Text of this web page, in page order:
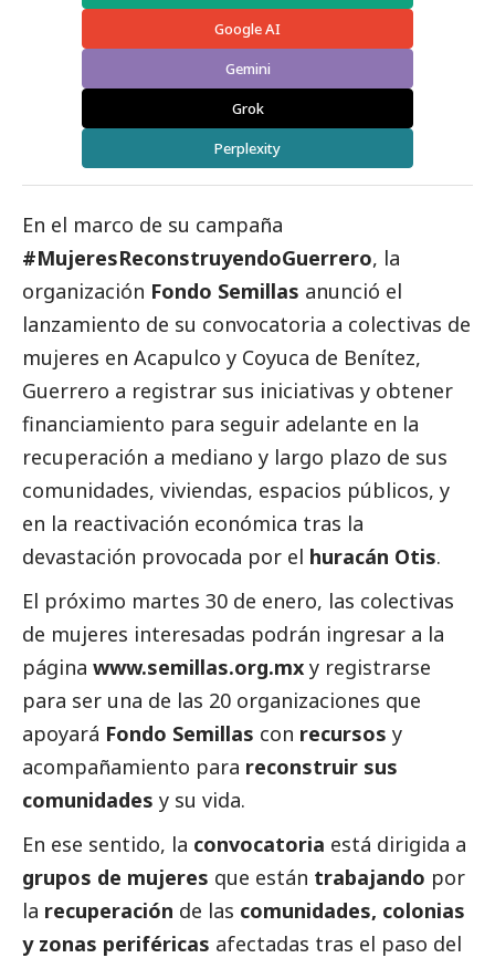
Google AI
Gemini
Grok
Perplexity
En el marco de su campaña
#MujeresReconstruyendoGuerrero, la
organización Fondo Semillas anunció el
lanzamiento de su convocatoria a colectivas de
mujeres en Acapulco y Coyuca de Benítez,
Guerrero a registrar sus iniciativas y obtener
financiamiento para seguir adelante en la
recuperación a mediano y largo plazo de sus
comunidades, viviendas, espacios públicos, y
en la reactivación económica tras la
devastación provocada por el huracán Otis.
El próximo martes 30 de enero, las colectivas
de mujeres interesadas podrán ingresar a la
página www.semillas.org.mx y registrarse
para ser una de las 20 organizaciones que
apoyará Fondo Semillas con recursos y
acompañamiento para reconstruir sus
comunidades y su vida.
En ese sentido, la convocatoria está dirigida a
grupos de mujeres que están trabajando por
la recuperación de las comunidades, colonias
y zonas periféricas afectadas tras el paso del